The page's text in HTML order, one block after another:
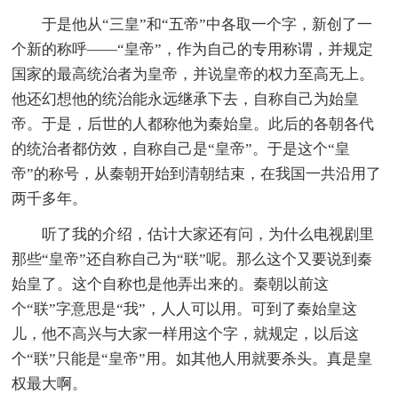
于是他从“三皇”和“五帝”中各取一个字，新创了一
个新的称呼——“皇帝”，作为自己的专用称谓，并规定
国家的最高统治者为皇帝，并说皇帝的权力至高无上。
他还幻想他的统治能永远继承下去，自称自己为始皇
帝。于是，后世的人都称他为秦始皇。此后的各朝各代
的统治者都仿效，自称自己是“皇帝”。于是这个“皇
帝”的称号，从秦朝开始到清朝结束，在我国一共沿用了
两千多年。
听了我的介绍，估计大家还有问，为什么电视剧里
那些“皇帝”还自称自己为“联”呢。那么这个又要说到秦
始皇了。这个自称也是他弄出来的。秦朝以前这
个“联”字意思是“我”，人人可以用。可到了秦始皇这
儿，他不高兴与大家一样用这个字，就规定，以后这
个“联”只能是“皇帝”用。如其他人用就要杀头。真是皇
权最大啊。